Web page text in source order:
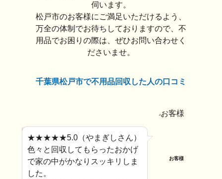
伺います。
松戸市のお客様にご満足いただけるよう、
万全の体制でお待ちしておりますので、不
用品でお困りの際は、ぜひお問い合わせく
ださいませ。
千葉県松戸市で不用品回収した人の口コミ
★★★★★5.0（やまぎしさん）
色々と回収してもらったおかげ
で家の中がかなりスッキリしま
した。
お客様